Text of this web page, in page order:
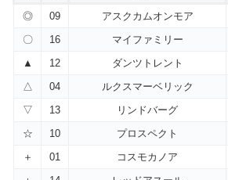
◎ 09 アスクカムオンモア
〇
16 マイファミリー
▲
12 ダンツトレント
△
04 ルクスマーベリック
▽
13 リンドバーグ
☆
10 プロスペクト
＋
01 コスモカノア